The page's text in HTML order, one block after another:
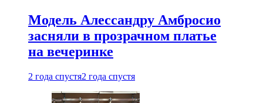
Модель Алессандру Амбросио
засняли в прозрачном платье
на вечеринке
2 года спустя2 года спустя